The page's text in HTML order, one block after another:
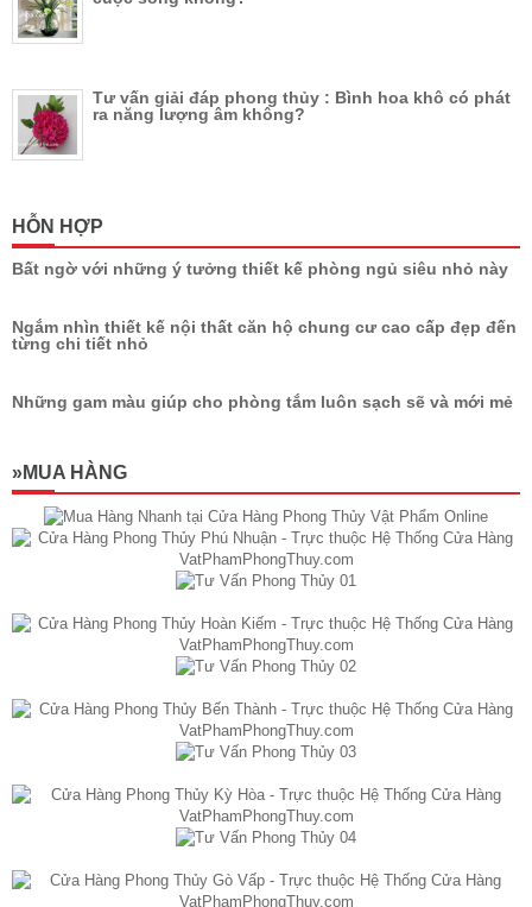
Tư vấn giải đáp phong thủy : Bình hoa khô có phát
ra năng lượng âm không?
HỖN HỢP
Bất ngờ với những ý tưởng thiết kế phòng ngủ siêu nhỏ này
Ngắm nhìn thiết kế nội thất căn hộ chung cư cao cấp đẹp đến
từng chi tiết nhỏ
Những gam màu giúp cho phòng tắm luôn sạch sẽ và mới mẻ
»MUA HÀNG